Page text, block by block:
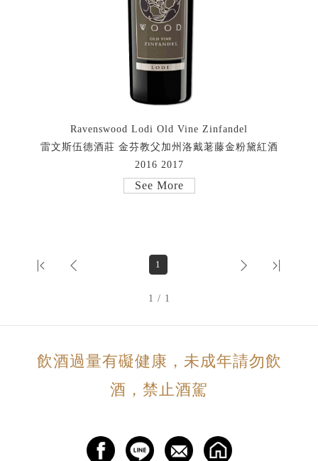
Ravenswood Lodi Old Vine Zinfandel
雷文斯伍德酒莊 金芬教父加州洛戴荖藤金粉黛紅酒
2016 2017
See More
1
1 / 1
飲酒過量有礙健康，未成年請勿飲
酒，禁止酒駕